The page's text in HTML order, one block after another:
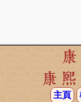
康
主頁